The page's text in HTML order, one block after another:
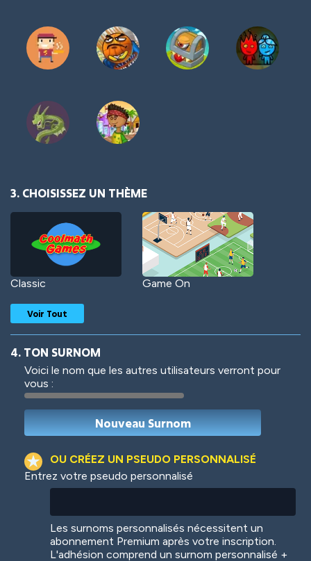
3. CHOISISSEZ UN THÈME
Classic Game On
Woof
Colorful
Voir Tout
4. TON SURNOM
Voici le nom que les autres utilisateurs verront pour
vous :
OU CRÉEZ UN PSEUDO PERSONNALISÉ
Entrez votre pseudo personnalisé
Les surnoms personnalisés nécessitent un
abonnement Premium après votre inscription.
L'adhésion comprend un surnom personnalisé +